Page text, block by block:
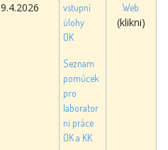
9.4.2026
vstupní
úlohy
OK
Seznam
pomůcek
pro
laborator
ní práce
OK a KK
Web
(klikni)